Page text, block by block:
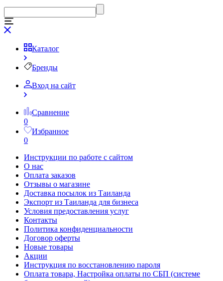
Каталог
Бренды
Вход на сайт
Сравнение
0
Избранное
0
Инструкции по работе с сайтом
О нас
Оплата заказов
Отзывы о магазине
Доставка посылок из Таиланда
Экспорт из Таиланда для бизнеса
Условия предоставления услуг
Контакты
Политика конфиденциальности
Договор оферты
Новые товары
Акции
Инструкция по восстановлению пароля
Оплата товара, Настройка оплаты по СБП (системе